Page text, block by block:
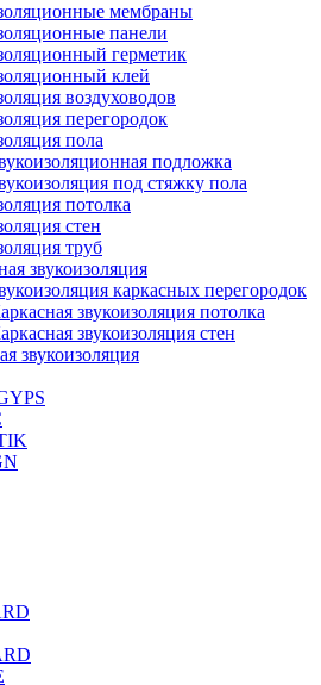
мембраны
панели
герметик
клей
воздуховодов
перегородок
пола
подложка
под стяжку пола
потолка
стен
труб
звукоизоляция
каркасных перегородок
звукоизоляция потолка
звукоизоляция стен
звукоизоляция